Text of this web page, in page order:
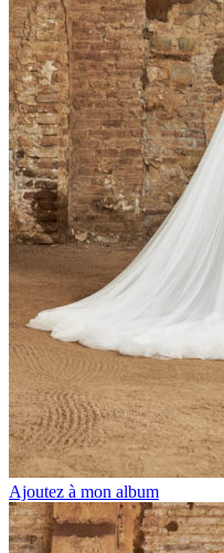
Ajoutez à mon album